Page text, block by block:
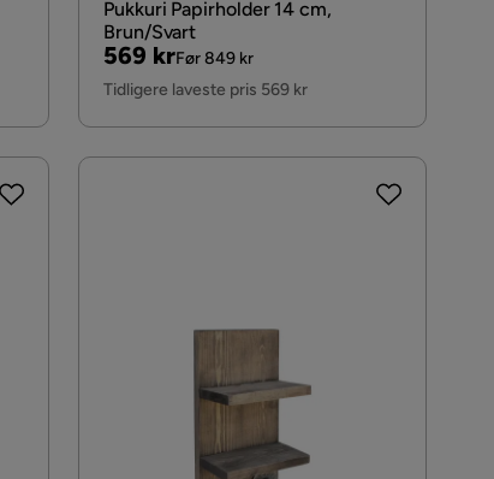
Pukkuri Papirholder 14 cm,
Brun/Svart
Pris
569 kr
Original
Pris
Før 849 kr
Tidligere laveste pris 569 kr